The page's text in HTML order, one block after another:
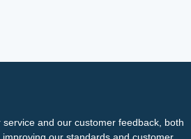
and our customer feedback, both